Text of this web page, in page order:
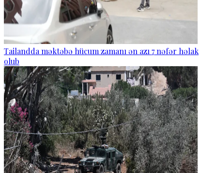
Tailandda məktəbə hücum zamanı ən azı 7 nəfər həlak
olub